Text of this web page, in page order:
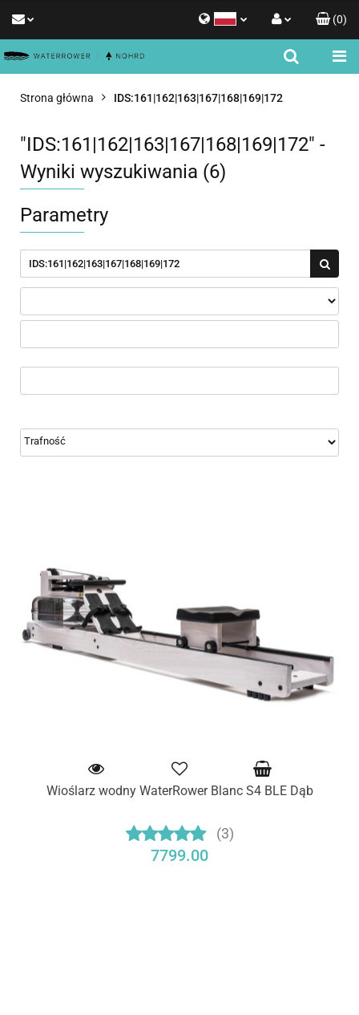
Zaloguj się
Dodaj zgłoszenie
(0)
Strona główna IDS:161|162|163|167|168|169|172
"IDS:161|162|163|167|168|169|172" -
Wyniki wyszukiwania (6)
Parametry
Wioślarz wodny WaterRower Blanc S4 BLE Dąb
(3)
7799.00